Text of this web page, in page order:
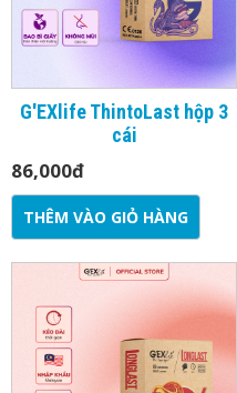
G'EXlife ThintoLast hộp 3
cái
86,000đ
THÊM VÀO GIỎ HÀNG